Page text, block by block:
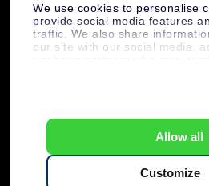
We use cookies to personalise
provide social media features
traffic. We also share
our site with our social media,
information that you’ve
Allow all
Customize